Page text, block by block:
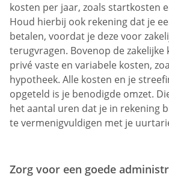
kosten per jaar, zoals startkosten
Houd hierbij ook rekening dat je
betalen, voordat je deze voor
terugvragen. Bovenop de zakelijke
privé vaste en variabele kosten,
hypotheek. Alle kosten en je
opgeteld is je benodigde omzet.
het aantal uren dat je in rekening
te vermenigvuldigen met je
Zorg voor een goede